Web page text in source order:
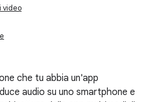
video
che tu abbia un'app
audio su uno smartphone e